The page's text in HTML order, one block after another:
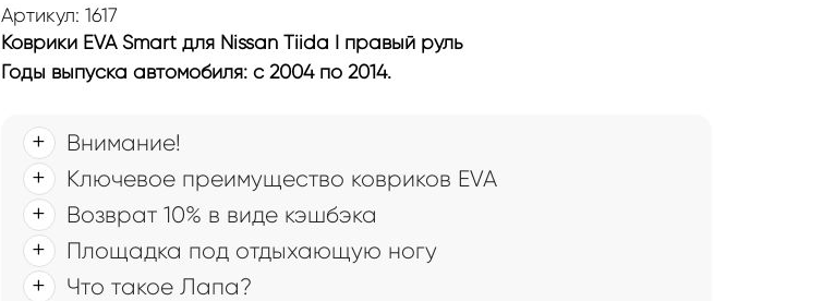
Артикул: 1617
Коврики EVA Smart для Nissan Tiida I правый руль
Годы выпуска автомобиля: с 2004 по 2014.
Внимание!
Ключевое преимущество ковриков EVA
Возврат 10% в виде кэшбэка
Площадка под отдыхающую ногу
Что такое Лапа?